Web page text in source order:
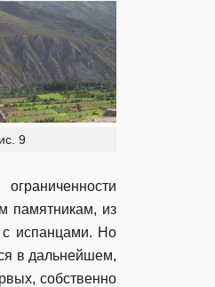
9
памятникам, из
с испанцами. Но
в дальнейшем,
собственно